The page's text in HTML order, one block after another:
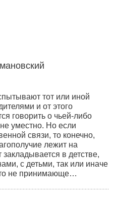
тот или иной
и от этого
говорить о чьей-либо
уместно. Но если
связи, то конечно,
лежит на
в детстве,
с детьми, так или иначе
то не принимающе…